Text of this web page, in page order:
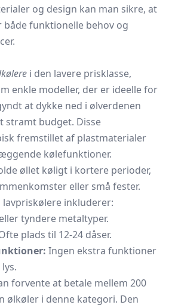
og design kan man sikre, at
funktionelle behov og
i den lavere prisklasse,
enkle modeller, der er ideelle for
at dykke ned i ølverdenen
stramt budget. Disse
fremstillet af plastmaterialer
kølefunktioner.
øllet køligt i kortere perioder,
eller små fester.
inkluderer:
tyndere metaltyper.
plads til 12-24 dåser.
Ingen ekstra funktioner
forvente at betale mellem 200
ølkøler i denne kategori. Den